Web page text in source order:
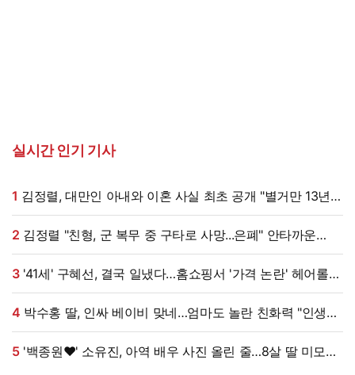
실시간 인기 기사
1
(데이앤나잇)
2
가족사 (데이앤나잇)[전일야화]
3'41세' 구혜선, 결국 일냈다…홈쇼핑서 '가격 논란' 헤어롤
대박, 무려 '3만 장' 돌파 [엑's 이슈]
4
N회차"
5'백종원♥' 소유진, 아역 배우 사진 올린 줄…8살 딸 미모